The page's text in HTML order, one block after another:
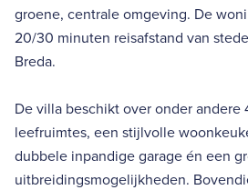
groene, centrale omgeving. De
20/30 minuten reisafstand van
Breda.
De villa beschikt over onder andere
leefruimtes, een stijlvolle
dubbele inpandige garage én een
uitbreidingsmogelijkheden.